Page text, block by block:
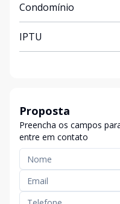
Condomínio
IPTU
Proposta
Preencha os campos
entre em contato